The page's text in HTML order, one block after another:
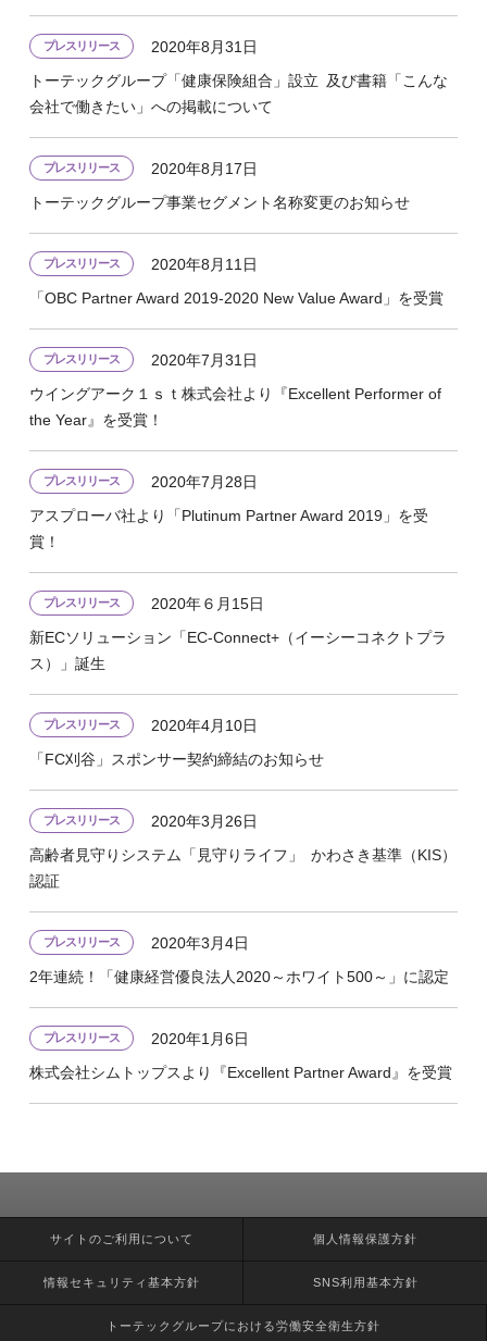
プレスリリース
2020年8月31日
トーテックグループ「健康保険組合」設立 及び書籍「こんな
会社で働きたい」への掲載について
プレスリリース
2020年8月17日
トーテックグループ事業セグメント名称変更のお知らせ
プレスリリース
2020年8月11日
「OBC Partner Award 2019-2020 New Value Award」を受賞
プレスリリース
2020年7月31日
ウイングアーク１ｓｔ株式会社より『Excellent Performer of
the Year』を受賞！
プレスリリース
2020年7月28日
アスプローバ社より「Plutinum Partner Award 2019」を受
賞！
プレスリリース
2020年６月15日
新ECソリューション「EC-Connect+（イーシーコネクトプラ
ス）」誕生
プレスリリース
2020年4月10日
「FC刈谷」スポンサー契約締結のお知らせ
プレスリリース
2020年3月26日
高齢者見守りシステム「見守りライフ」 かわさき基準（KIS）
認証
プレスリリース
2020年3月4日
2年連続！「健康経営優良法人2020～ホワイト500～」に認定
プレスリリース
2020年1月6日
株式会社シムトップスより『Excellent Partner Award』を受賞
新着情報・トピックス一覧
企業情報
サイトのご利用について 個人情報保護方針
情報セキュリティ基本方針 SNS利用基本方針
トーテックグループにおける労働安全衛生方針